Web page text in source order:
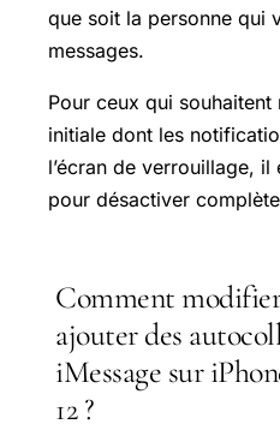
que soit la personne qui
messages.
Pour ceux qui
initiale dont les
l’écran de verrouillage,
pour désactiver
Comment
ajouter des
iMessage sur
12 ?